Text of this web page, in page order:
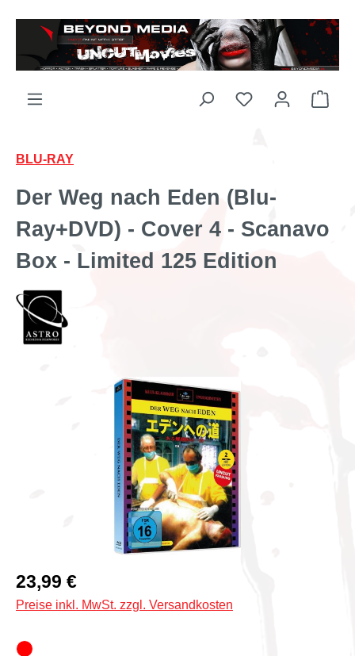
Zum Hauptinhalt springen
BLU-RAY
Der Weg nach Eden (Blu-
Ray+DVD) - Cover 4 - Scanavo
Box - Limited 125 Edition
Bildergalerie überspringen
Regulärer Preis:
23,99 €
Preise inkl. MwSt. zzgl. Versandkosten